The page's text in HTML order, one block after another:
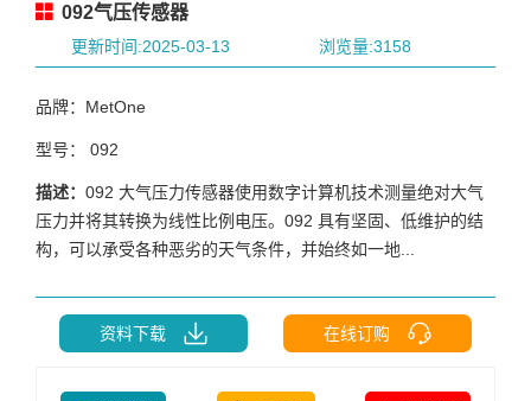
092气压传感器
更新时间:2025-03-13 浏览量:3158
品牌：MetOne
型号： 092
描述： 092 大气压力传感器使用数字计算机技术测量绝对大气
压力并将其转换为线性比例电压。092 具有坚固、低维护的结
构，可以承受各种恶劣的天气条件，并始终如一地...
资料下载 在线订购